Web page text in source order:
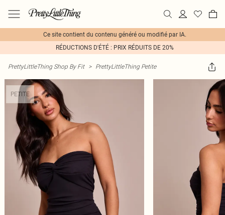
Ce site contient du contenu généré ou modifié par IA.
RÉDUCTIONS D'ÉTÉ : PRIX RÉDUITS DE 20%
PrettyLittleThing Shop By Fit > PrettyLittleThing Petite
PETITE